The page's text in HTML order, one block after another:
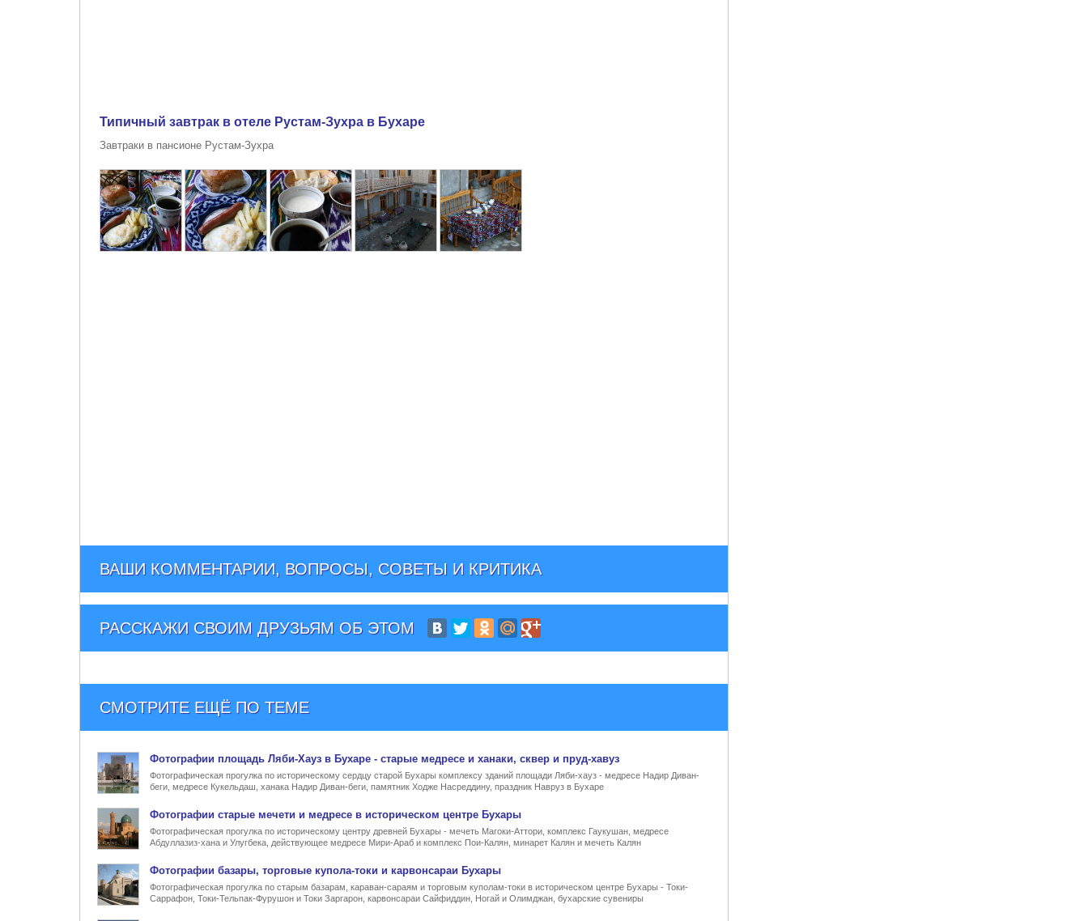
Типичный завтрак в отеле Рустам-Зухра в Бухаре
Завтраки в пансионе Рустам-Зухра
ВАШИ КОММЕНТАРИИ, ВОПРОСЫ, СОВЕТЫ И КРИТИКА
РАССКАЖИ СВОИМ ДРУЗЬЯМ ОБ ЭТОМ
СМОТРИТЕ ЕЩЁ ПО ТЕМЕ
Фотографии площадь Ляби-Хауз в Бухаре- старые медресе и ханаки, сквер и пруд-хавуз
Фотографическая прогулка по историческому сердцу старой Бухары комплексу зданий площади Ляби-хауз - медресе Надир Диван-
беги, медресе Кукельдаш, ханака Надир Диван-беги, памятник Ходже Насреддину, праздник Навруз в Бухаре
Фотографии старые мечети и медресе в историческом центре Бухары
Фотографическая прогулка по историческому центру древней Бухары - мечеть Магоки-Аттори, комплекс Гаукушан, медресе
Абдуллазиз-хана и Улугбека, действующее медресе Мири-Араб и комплекс Пои-Калян, минарет Калян и мечеть Калян
Фотографии базары, торговые купола-токи и карвонсараи Бухары
Фотографическая прогулка по старым базарам, караван-сараям и торговым куполам-токи в историческом центре Бухары - Токи-
Саррафон, Токи-Тельпак-Фурушон и Токи Заргарон, карвонсараи Сайфиддин, Ногай и Олимджан, бухарские сувениры